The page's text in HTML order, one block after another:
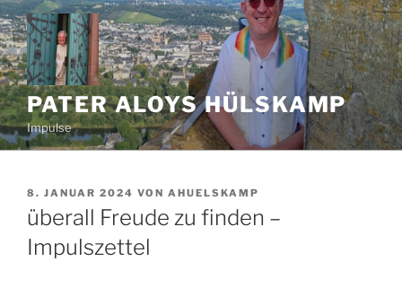
Zum
Inhalt
springen
PATER ALOYS HÜLSKAMP
Impulse
VERÖFFENTLICHT
AM
8. JANUAR 2024 VON AHUELSKAMP
überall Freude zu finden –
Impulszettel